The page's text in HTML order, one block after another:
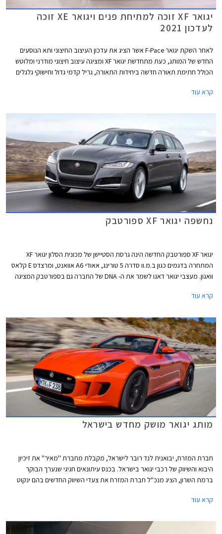
יגואר XF זוכה למתיחת פנים ויגואר XE זוכה
לעדכון 2021
לאחר השקת יגואר F-Pace אשר הציג את עדכון העיצוב החיצוני ותא הנוסעים
החדש של המותג, כעת מתחדשת יגואר XF ומציגה עיצוב חיצוני מודרני ומלוטש
הכולל חתימת תאורה חדשה ביחידות התאורה, גריל קדמי גדול וחישוקי גלגלים
קרא עוד
נחשפה יגואר XF ספורטבק
יגואר XF ספורטבק החדשה הינה גרסת הסטיישן של מכונית הסלון יגואר XF
המתחרה בדגמים כגון ב.מ.וו סדרה 5 טורינג, אאודי A6 אוואנט, ומרצדס E קלאס
וואגון. מעצבי יגואר דאגו לשמר את ה- DNA של החברה גם בספורטבק המציגה
ספורטבק עומד על 4,955 מ"מ, ובסיס הגלגלים נמתח על פני 2,960 מ"מ, 51
מ"מ יותר מהדור הקודם. תא המטען בנפח נדיב של 565 ליטרים.
קרא עוד
מותג יגואר מושק מחדש בישראל
חברת המזרח, יבואנית לנד רובר לישראל, מקבלת מחברת ''מאיר'' את זיכיון
היבוא והשיווק של רכבי יגואר בישראל. בכנס עיתונאים חגיגי שנערך הבוקר
ברמת השרון, הציג מנכ''ל חברת המזרח את צעדי השיווק החדשים בהם ינקוט
יכלול חניכת אולמות תצוגה חדשים, שדרוג מועדון יגואר ישראל, מעורבות
ישתנה משמעותית בשל העברת הזיכיון.
קרא עוד